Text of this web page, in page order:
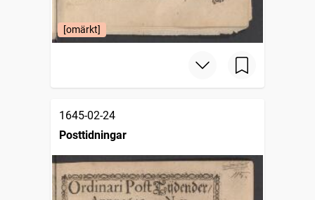
[omärkt]
1645-02-24
Posttidningar